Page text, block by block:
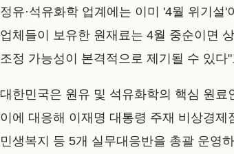
정유·석유화학 업계에는 이미 '4월 위기
업체들이 보유한 원재료는 4월 중순이면
조정 가능성이 본격적으로 제기될 수 있다
대한민국은 원유 및 석유화학의 핵심 원
이에 대응해 이재명 대통령 주재 비상경제
민생복지 등 5개 실무대응반을 총괄 운영